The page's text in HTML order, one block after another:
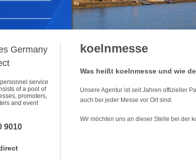
Germany
service
of a pool of
promoters,
and event
9010
koelnmesse
Was heißt koelnmesse und wie
Unsere Agentur ist seit Jahren offizieller
auch bei jeder Messe vor Ort sind.
Wir möchten uns an dieser Stelle bei der